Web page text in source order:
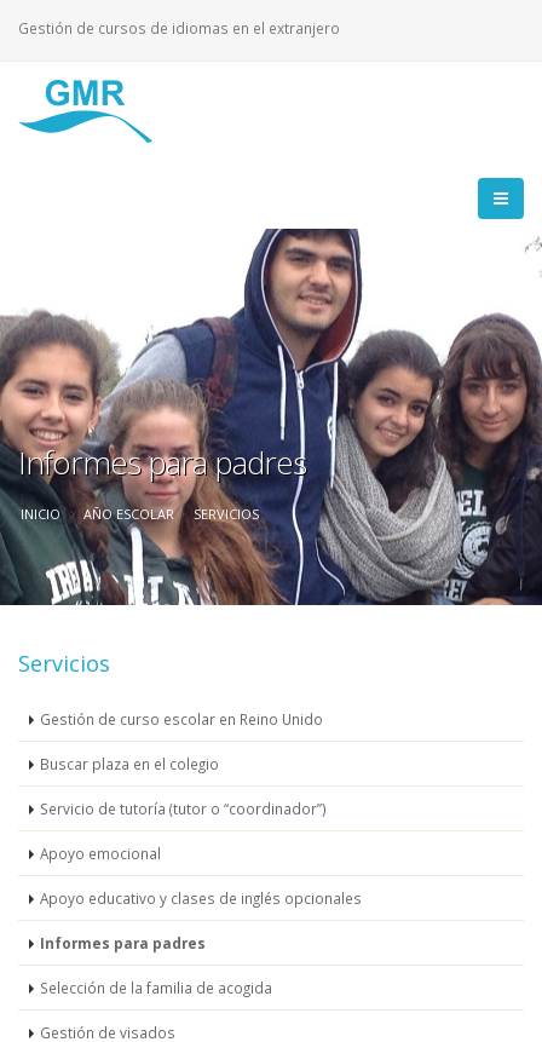
Gestión de cursos de idiomas en el extranjero
Informes para padres
INICIO AÑO ESCOLAR SERVICIOS
Servicios
Gestión de curso escolar en Reino Unido
Buscar plaza en el colegio
Servicio de tutoría (tutor o “coordinador”)
Apoyo emocional
Apoyo educativo y clases de inglés opcionales
Informes para padres
Selección de la familia de acogida
Gestión de visados